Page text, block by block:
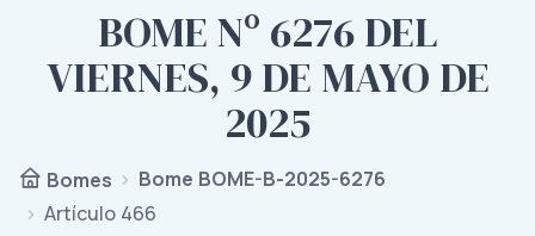
BOME Nº 6276 DEL
VIERNES, 9 DE MAYO DE
2025
Bomes
Bome BOME-B-2025-6276
Artículo 466